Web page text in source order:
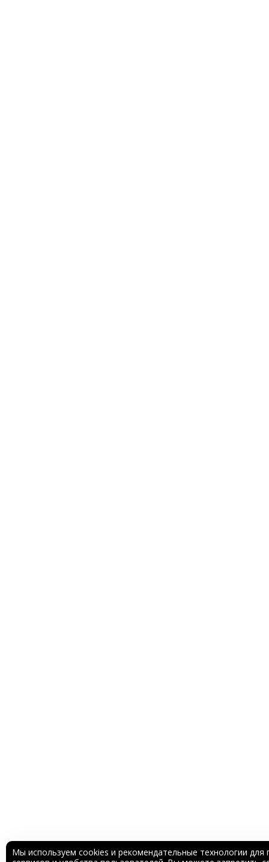
Мы используем cookies и рекомендательные технологии для